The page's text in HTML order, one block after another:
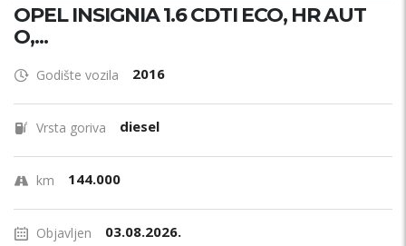
OPEL INSIGNIA 1.6 CDTI ECO, HR AUT
O,...
Godište vozila 2016
Vrsta goriva diesel
km 144.000
Objavljen 03.08.2026.